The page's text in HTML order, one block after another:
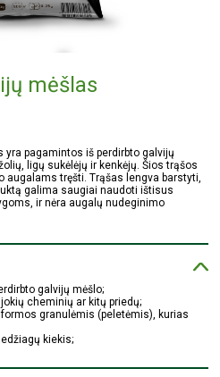
mėšlas
pagamintos iš perdirbto galvijų
ligų sukėlėjų ir kenkėjų. Šios trąšos
tręšti. Trąšas lengva barstyti,
galima saugiai naudoti ištisus
ir nėra augalų nudeginimo
galvijų mėšlo;
cheminių ar kitų priedų;
granulėmis (peletėmis), kurias
kiekis;